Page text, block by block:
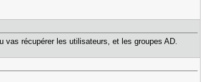
vas récupérer les utilisateurs, et les groupes AD.